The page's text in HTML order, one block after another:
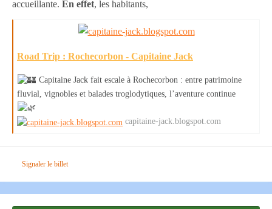
accueillante. En effet, les habitants,
Road Trip : Rochecorbon - Capitaine Jack
Capitaine Jack fait escale à Rochecorbon : entre patrimoine
fluvial, vignobles et balades troglodytiques, l’aventure continue
capitaine-jack.blogspot.com
Signaler le billet